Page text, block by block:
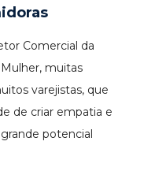
Comercial da
muitas
varejistas, que
de criar empatia e
potencial